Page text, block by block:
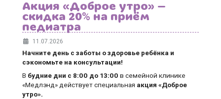
Акция «Доброе утро» —
скидка 20% на приём
педиатра
11.07.2026
Начните день с заботы о здоровье ребёнка и
сэкономьте на консультации!
В будние дни с 8:00 до 13:00 в семейной клинике
«Медлэнд» действует специальная акция «Доброе
утро».